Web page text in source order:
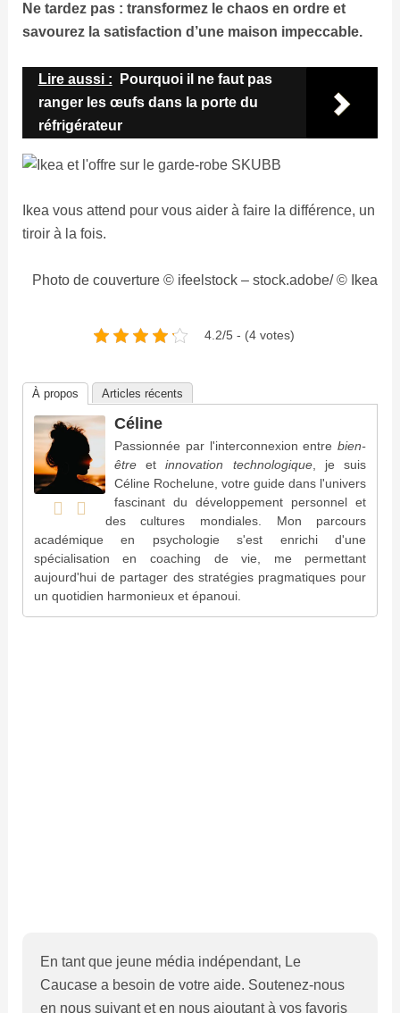
Ne tardez pas : transformez le chaos en ordre et
savourez la satisfaction d’une maison impeccable.
Lire aussi :
Pourquoi il ne faut pas
ranger les œufs dans la porte du
réfrigérateur
Ikea vous attend pour vous aider à faire la différence, un
tiroir à la fois.
Photo de couverture © ifeelstock – stock.adobe/ © Ikea
4.2/5 - (4 votes)
À propos Articles récents
Céline
Passionnée par l'interconnexion entrebien-
êtreetinnovation technologique, je suis
Céline Rochelune, votre guide dans l'univers
fascinant du développement personnel et
des cultures mondiales. Mon parcours
académique en psychologie s'est enrichi d'une
spécialisation en coaching de vie, me permettant
aujourd'hui de partager des stratégies pragmatiques pour
un quotidien harmonieux et épanoui.
En tant que jeune média indépendant, Le
Caucase a besoin de votre aide. Soutenez-nous
en nous suivant et en nous ajoutant à vos favoris